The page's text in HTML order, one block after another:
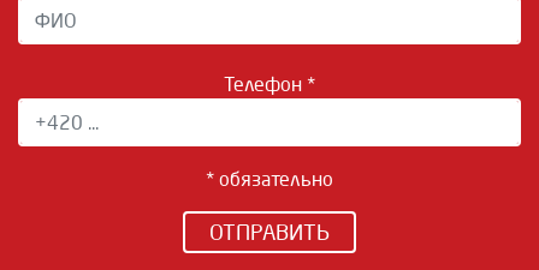
Телефон *
* обязательно
ОТПРАВИТЬ